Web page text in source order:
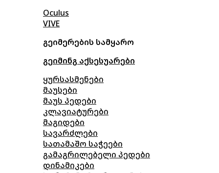
Oculus
VIVE
გეიმერების სამყარო
გეიმინგ აქსესუარები
ყურსასმენები
მაუსები
მაუს პედები
კლავიატურები
მაგიდები
სავარძლები
სათამაშო საჭეები
გამაგრილებელი პედები
დინამიკები